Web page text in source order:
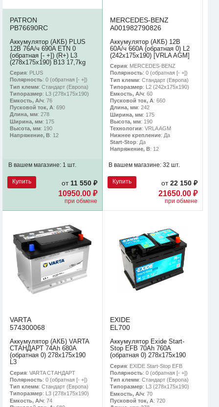
PATRON
PB76690RC
Аккумулятор (АКБ) PLUS
12В 76А/ч 690A ETN 0
(обратная [- +]) (R+) L3
(278х175х190) B13 17,7kg
Серия: PLUS
Полярность: 0 (обратная [- +])
Тип клемм: Стандарт (Европа)
Типоразмер: L3 (278х175х190)
Емкость, А/ч: 76
Пусковой ток, А: 690
Длина, мм: 278
Ширина, мм: 175
Высота, мм: 190
Напряжение, В: 12
В вашем магазине: 1 шт.
Купить от 11 550 ₽
10950.00 ₽
при обмене
MERCEDES-BENZ
A001982790826
Аккумулятор (АКБ) 12В
60А/ч 660A (обратная 0) L2
(242х175х190) [VRLA AGM]
Серия: MERCEDES-BENZ
Полярность: 0 (обратная [- +])
Тип клемм: Стандарт (Европа)
Типоразмер: L2 (242х175х190)
Емкость, А/ч: 60
Пусковой ток, А: 660
Длина, мм: 242
Ширина, мм: 175
Высота, мм: 190
Технологии: VRLA AGM
Нижнее крепление: Да
Start-Stop: Да
Напряжение, В: 12
В вашем магазине: 32 шт.
Купить от22 150 ₽
21650.00 ₽
при обмене
VARTA
574300068
Аккумулятор (АКБ) VARTA
СТАНДАРТ 74Ah 680A
(обратная 0) 278x175x190
L3
Серия: VARTA СТАНДАРТ
Полярность: 0 (обратная [- +])
Тип клемм: Стандарт (Европа)
Типоразмер: L3 (278х175х190)
Емкость, А/ч: 74
EXIDE
EL700
Аккумулятор Exide Start-
Stop EFB 70Ah 760A
(обратная 0) 278x175x190
Серия: EXIDE Start-Stop EFB
Полярность: 0 (обратная [- +])
Тип клемм: Стандарт (Европа)
Типоразмер: L3 (278х175х190)
Емкость, А/ч: 70
Пусковой ток, А: 720